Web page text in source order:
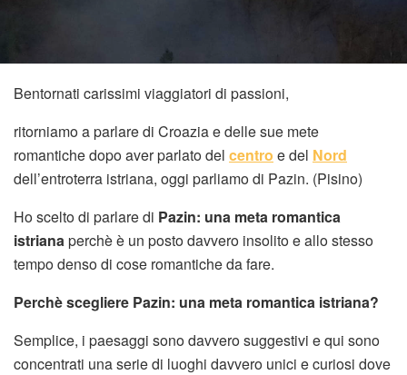
Bentornati carissimi viaggiatori di passioni,
ritorniamo a parlare di Croazia e delle sue mete
romantiche dopo aver parlato del centro e del Nord
dell’entroterra istriana, oggi parliamo di Pazin. (Pisino)
Ho scelto di parlare di Pazin: una meta romantica
istrianaperchè è un posto davvero insolito e allo stesso
tempo denso di cose romantiche da fare.
Perchè scegliere Pazin: una meta romantica istriana?
Semplice, i paesaggi sono davvero suggestivi e qui sono
concentrati una serie di luoghi davvero unici e curiosi dove